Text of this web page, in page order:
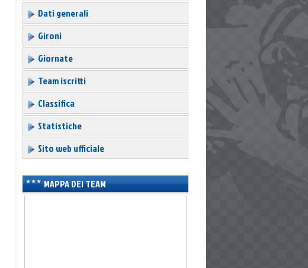
Dati generali
Gironi
Giornate
Team iscritti
Classifica
Statistiche
Sito web ufficiale
MAPPA DEI TEAM